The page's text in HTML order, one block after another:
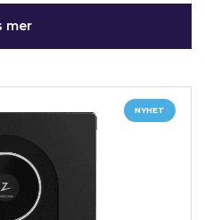
mer
NYHET